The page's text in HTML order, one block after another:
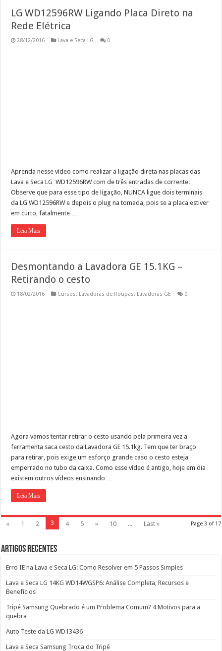
LG WD12596RW Ligando Placa Direto na
Rede Elétrica
28/12/2016 Lava e Seca LG 0
Aprenda nesse vídeo como realizar a ligação direta nas placas das
Lava e Seca LG WD12596RW com de três entradas de corrente.
Observe que para esse tipo de ligação, NUNCA ligue dois terminais
da LG WD12596RW e depois o plug na tomada, pois se a placa estiver
em curto, fatalmente …
Leia Mais
Desmontando a Lavadora GE 15.1KG –
Retirando o cesto
18/02/2016 Cursos, Lavadoras de Roupas, Lavadoras GE 0
Agora vamos tentar retirar o cesto usando pela primeira vez a
ferramenta saca cesto da Lavadora GE 15.1kg. Tem que ter braço
para retirar, pois exige um esforço grande caso o cesto esteja
emperrado no tubo da caixa. Como esse vídeo é antigo, hoje em dia
existem outros vídeos ensinando …
Leia Mais
Page 3 of 17
« 1 2 3 4 5 » 10 ... Last »
Artigos Recentes
Erro IE na Lava e Seca LG: Como Resolver em 5 Passos Simples
Lava e Seca LG 14KG WD14WGSP6: Análise Completa, Recursos e
Benefícios
Tripé Samsung Quebrado é um Problema Comum? 4 Motivos para a
quebra
Auto Teste da LG WD13436
Lava e Seca Samsung Troca do Tripé